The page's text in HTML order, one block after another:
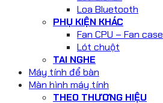
Loa Bluetooth
PHỤ KIỆN KHÁC
Fan CPU – Fan case
Lót chuột
TAI NGHE
Máy tính để bàn
Màn hình máy tính
THEO THƯƠNG HIỆU